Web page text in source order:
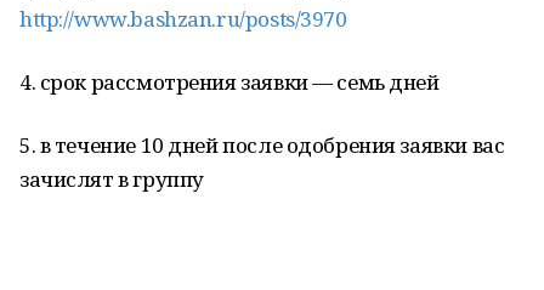
http://www.bashzan.ru/posts/3970
4. срок рассмотрения заявки — семь дней
5. в течение 10 дней после одобрения заявки вас
зачислят в группу